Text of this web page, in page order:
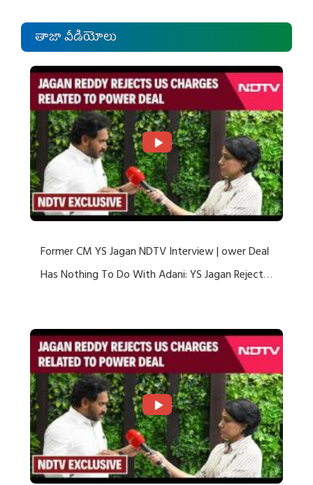
తాజా వీడియోలు
Former CM YS Jagan NDTV Interview | ower Deal
Has Nothing To Do With Adani: YS Jagan Rejects